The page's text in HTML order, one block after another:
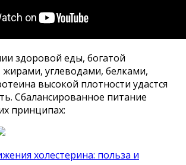
здоровой еды, богатой
углеводами, белками,
высокой плотности удастся
Сбалансированное питание
принципах:
холестерина: польза и